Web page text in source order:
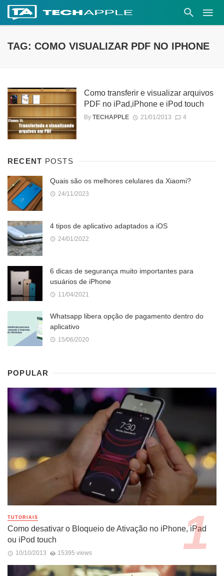
TAG: COMO VISUALIZAR PDF NO IPHONE
Como transferir e visualizar arquivos
PDF no iPad,iPhone e iPod touch
By TECHAPPLE 21/01/2013 4
RECENT POSTS
Quais são os melhores celulares da Xiaomi?
24/11/2023
4 tipos de aplicativo adaptados a iOS
24/01/2022
6 dicas de segurança muito importantes para
usuários de iPhone
11/04/2021
Whatsapp libera opção de pagamento dentro do
aplicativo
15/06/2020
POPULAR
TUTORIAIS
Como desativar o Bloqueio de Ativação no iPhone, iPad
ou iPod touch
10/10/2013 15395 views